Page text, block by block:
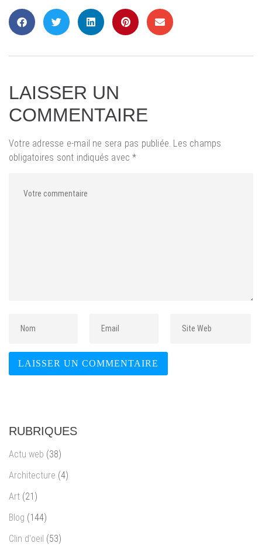
LAISSER UN
COMMENTAIRE
Votre adresse e-mail ne sera pas publiée. Les champs
obligatoires sont indiqués avec*
RUBRIQUES
Actu web (38)
Architecture (4)
Art (21)
Blog (144)
Clin d'oeil (53)